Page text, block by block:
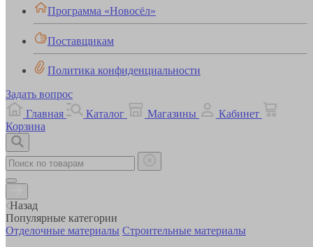
Программа «Новосёл»
Поставщикам
Политика конфиденциальности
Задать вопрос
Главная
Каталог Магазины
Кабинет
Корзина
Назад
Популярные категории
Отделочные материалы Строительные материалы